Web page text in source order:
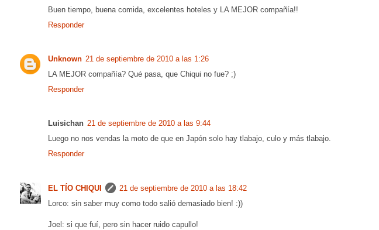
Buen tiempo, buena comida, excelentes hoteles y LA MEJOR compañía!!
Responder
Unknown 21 de septiembre de 2010 a las 1:26
LA MEJOR compañía? Qué pasa, que Chiqui no fue? ;)
Responder
Luisichan 21 de septiembre de 2010 a las 9:44
Luego no nos vendas la moto de que en Japón solo hay tlabajo, culo y más tlabajo.
Responder
EL TÍO CHIQUI
21 de septiembre de 2010 a las 18:42
Lorco: sin saber muy como todo salió demasiado bien! :))
Joel: si que fuí, pero sin hacer ruido capullo!